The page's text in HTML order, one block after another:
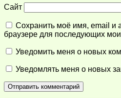
Сайт
Сохранить моё имя, email и
браузере для последующих
Уведомить меня о новых
Уведомлять меня о новых